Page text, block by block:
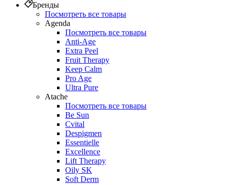
Бренды
Посмотреть все товары
Agenda
Посмотреть все товары
Anti‑Age
Extra Peel
Fruit Therapy
Keep Calm
Pro Age
Ultra Pure
Atache
Посмотреть все товары
Be Sun
Cvital
Despigmen
Essentielle
Excellence
Lift Therapy
Oily SK
Soft Derm